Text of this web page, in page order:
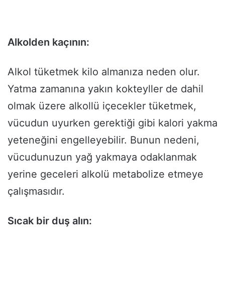
Alkolden kaçının:
Alkol tüketmek kilo almanıza neden olur.
Yatma zamanına yakın kokteyller de dahil
olmak üzere alkollü içecekler tüketmek,
vücudun uyurken gerektiği gibi kalori yakma
yeteneğini engelleyebilir. Bunun nedeni,
vücudunuzun yağ yakmaya odaklanmak
yerine geceleri alkolü metabolize etmeye
çalışmasıdır.
Sıcak bir duş alın: